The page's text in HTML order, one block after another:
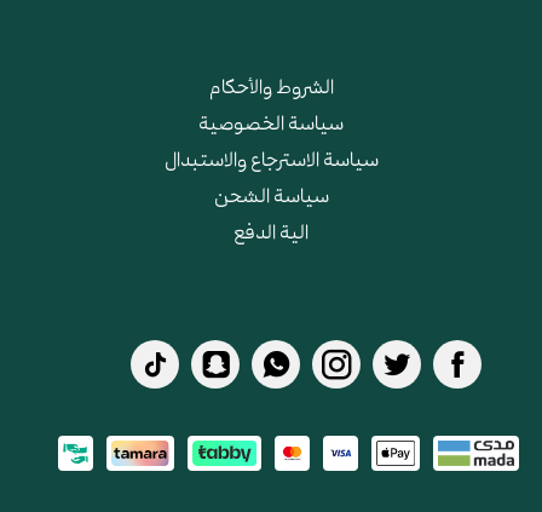
الشروط والأحكام
سياسة الخصوصية
سياسة الاسترجاع والاستبدال
سياسة الشحن
الية الدفع